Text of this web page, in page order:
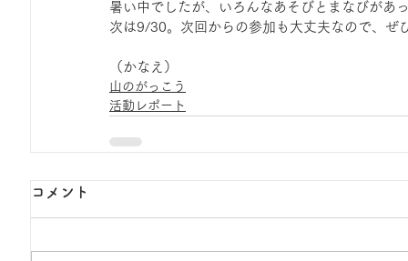
暑い中でしたが、いろんなあそびとまなびがあ
次は9/30。次回からの参加も大丈夫なので、ぜ
（かなえ）
山のがっこう
活動レポート
コメント